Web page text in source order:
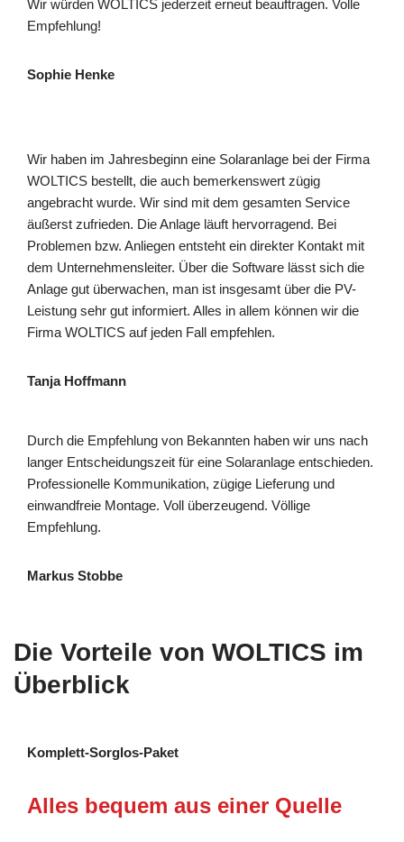
Wir würden WOLTICS jederzeit erneut beauftragen. Volle
Empfehlung!
Sophie Henke
Wir haben im Jahresbeginn eine Solaranlage bei der Firma
WOLTICS bestellt, die auch bemerkenswert zügig
angebracht wurde. Wir sind mit dem gesamten Service
äußerst zufrieden. Die Anlage läuft hervorragend. Bei
Problemen bzw. Anliegen entsteht ein direkter Kontakt mit
dem Unternehmensleiter. Über die Software lässt sich die
Anlage gut überwachen, man ist insgesamt über die PV-
Leistung sehr gut informiert. Alles in allem können wir die
Firma WOLTICS auf jeden Fall empfehlen.
Tanja Hoffmann
Durch die Empfehlung von Bekannten haben wir uns nach
langer Entscheidungszeit für eine Solaranlage entschieden.
Professionelle Kommunikation, zügige Lieferung und
einwandfreie Montage. Voll überzeugend. Völlige
Empfehlung.
Markus Stobbe
Die Vorteile von WOLTICS im
Überblick
Komplett-Sorglos-Paket
Alles bequem aus einer Quelle